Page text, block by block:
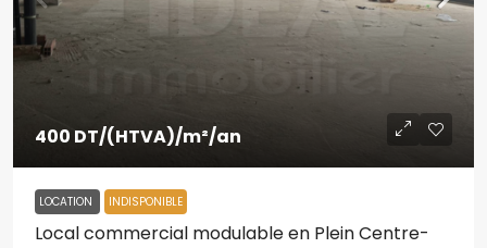
400 DT/(HTVA)/m²/an
LOCATION INDISPONIBLE
Local commercial modulable en Plein Centre-